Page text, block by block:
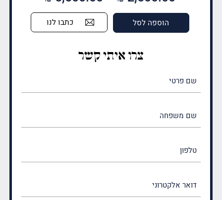
מחירים:
הוספה לסל כתבו לנו
צרו איתי קשר
(חובה)
(חובה)